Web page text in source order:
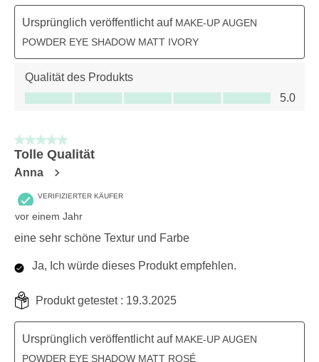
Ursprünglich veröffentlicht auf MAKE-UP AUGEN
POWDER EYE SHADOW MATT IVORY
Qualität des Produkts
Qualität des Produkts, 5.0 von 5
5.0
5 von 5 Sternen.
Tolle Qualität
Anna
VERIFIZIERTER KÄUFER
vor einem Jahr
eine sehr schöne Textur und Farbe
Ja, Ich würde dieses Produkt empfehlen.
Produkt getestet : 19.3.2025
Ursprünglich veröffentlicht auf MAKE-UP AUGEN
POWDER EYE SHADOW MATT ROSÉ